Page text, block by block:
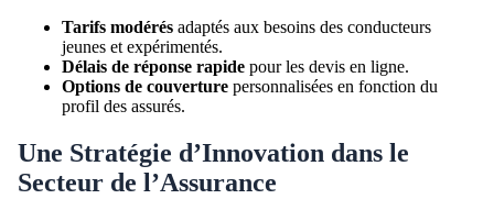
Tarifs modérés adaptés aux besoins des conducteurs
jeunes et expérimentés.
Délais de réponse rapide pour les devis en ligne.
Options de couverture personnalisées en fonction du
profil des assurés.
Une Stratégie d’Innovation dans le
Secteur de l’Assurance